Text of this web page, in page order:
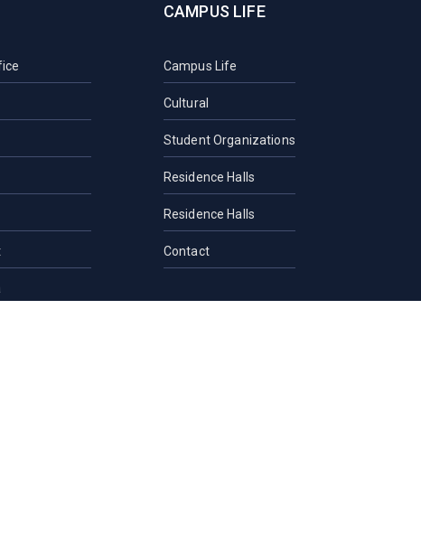
CAMPUS LIFE
Campus Life
Cultural
Student Organizations
Residence Halls
Residence Halls
Contact